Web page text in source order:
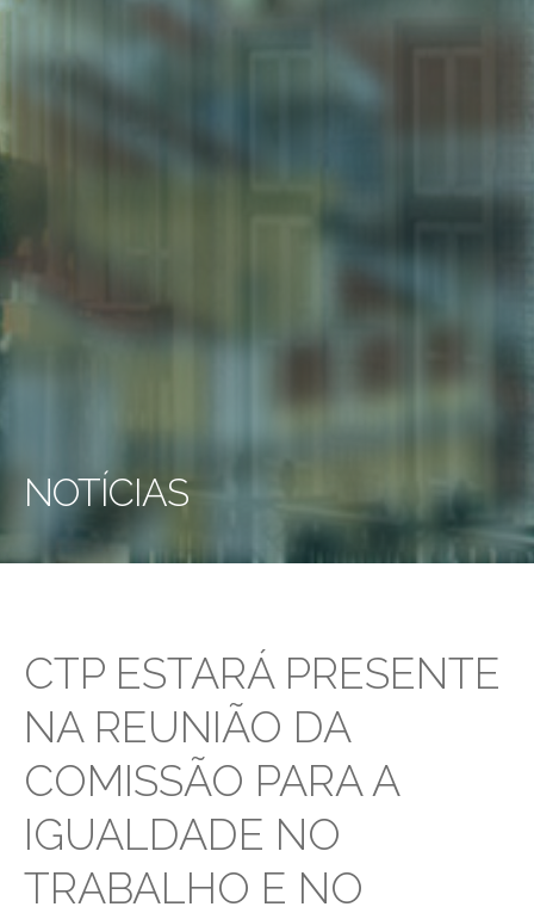
NOTÍCIAS
CTP ESTARÁ PRESENTE
NA REUNIÃO DA
COMISSÃO PARA A
IGUALDADE NO
TRABALHO E NO